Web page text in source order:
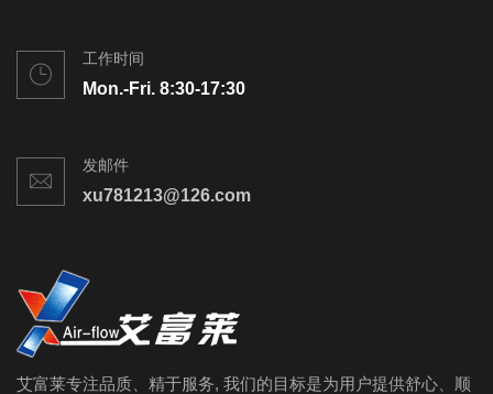
工作时间
Mon.-Fri. 8:30-17:30
发邮件
xu781213@126.com
艾富莱专注品质、精于服务, 我们的目标是为用户提供舒心、顺